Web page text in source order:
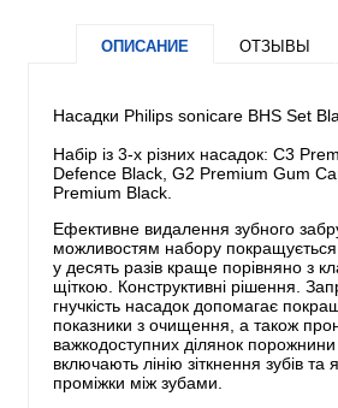
ОПИСАНИЕ ОТЗЫВЫ
Насадки Philips sonicare BHS Set
Набір із 3-х різних насадок: C3
Defence Black, G2 Premium Gum
Premium Black.
Ефективне видалення зубного
можливостям набору покращується
у десять разів краще порівняно з
щіткою. Конструктивні рішення.
гнучкість насадок допомагає
показники з очищення, а також
важкодоступних ділянок
включають лінію зіткнення зубів та
проміжки між зубами.